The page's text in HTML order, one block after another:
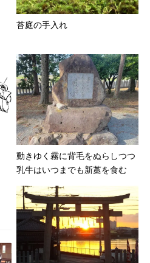
苔庭の手入れ
動きゆく霧に背毛をぬらしつつ
乳牛はいつまでも新藁を食む